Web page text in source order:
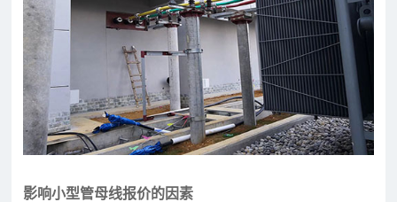
影响小型管母线报价的因素